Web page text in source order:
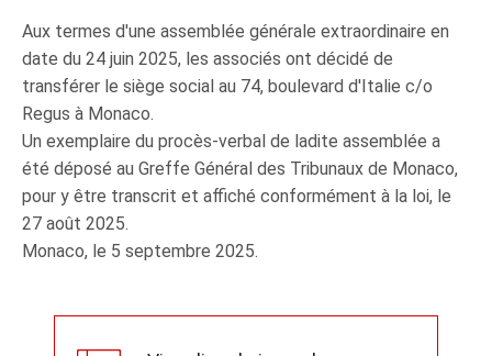
Aux termes d'une assemblée générale extraordinaire en
date du 24 juin 2025, les associés ont décidé de
transférer le siège social au 74, boulevard d'Italie c/o
Regus à Monaco.
Un exemplaire du procès-verbal de ladite assemblée a
été déposé au Greffe Général des Tribunaux de Monaco,
pour y être transcrit et affiché conformément à la loi, le
27 août 2025.
Monaco, le 5 septembre 2025.